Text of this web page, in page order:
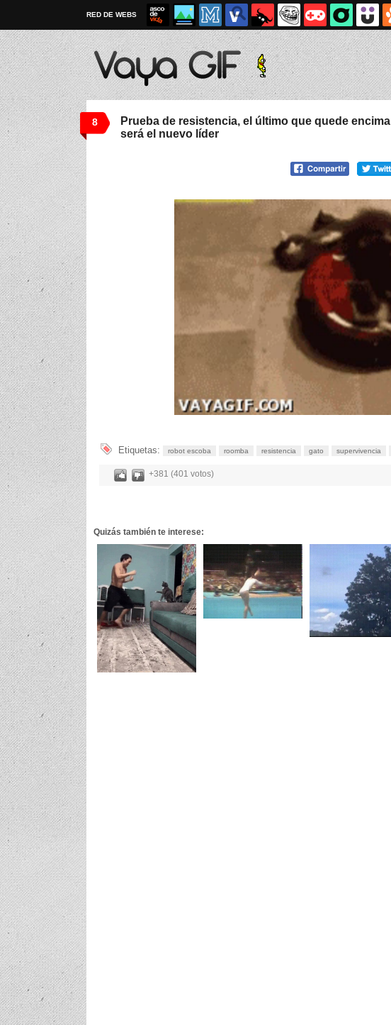
RED DE WEBS
8
Prueba de resistencia, el último que quede encima
será el nuevo líder
Etiquetas: robot escoba roomba resistencia gato supervivencia
+381 (401 votos)
Quizás también te interese: